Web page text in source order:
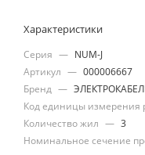
Характеристики
Серия — NUM-J
Артикул — 000006667
Бренд —
Код единицы измерения
Количество жил — 3
Номинальное сечение